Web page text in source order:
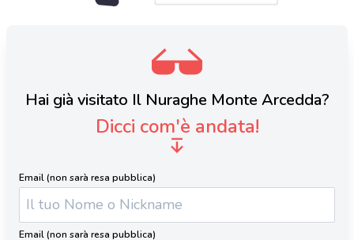
Hai già visitato Il Nuraghe Monte Arcedda?
Dicci com'è andata!
Email (non sarà resa pubblica)
Email (non sarà resa pubblica)